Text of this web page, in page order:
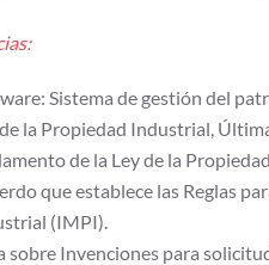
Sistema de gestión del
la Propiedad Industrial,
de la Ley de la
que establece las Reglas
(IMPI).
sobre Invenciones para